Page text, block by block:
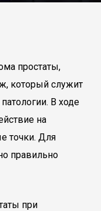
простаты,
который служит
В ходе
на
точки. Для
правильно
при